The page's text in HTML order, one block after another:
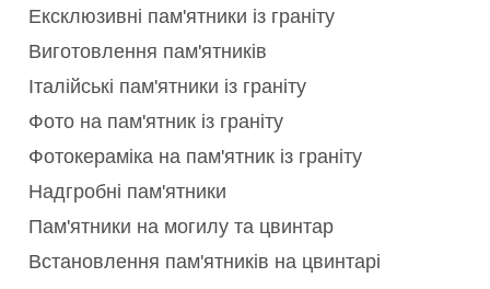
Ексклюзивні пам'ятники із граніту
Виготовлення пам'ятників
Італійські пам'ятники із граніту
Фото на пам'ятник із граніту
Фотокераміка на пам'ятник із граніту
Надгробні пам'ятники
Пам'ятники на могилу та цвинтар
Встановлення пам'ятників на цвинтарі